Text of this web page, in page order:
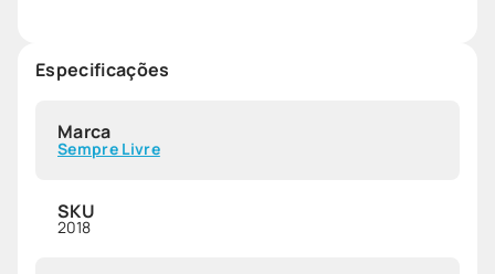
Especificações
Marca
Sempre Livre
SKU
2018